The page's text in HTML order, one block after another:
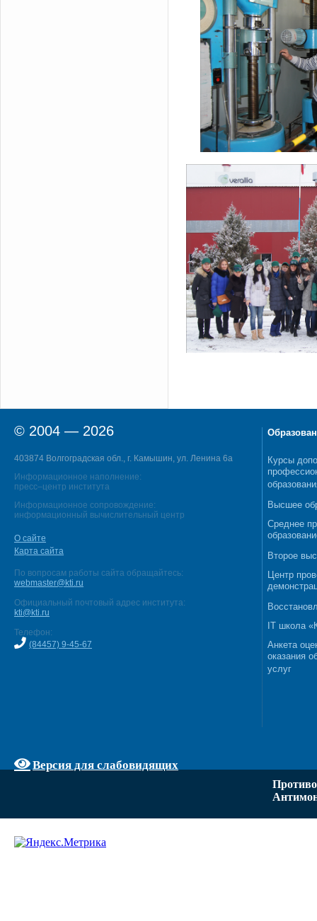
© 2004 — 2026
403874 Волгоградская обл., г. Камышин, ул. Ленина 6а
Информационное наполнение:
пресс–центр института
Информационное сопровождение:
информационный вычислительный центр
О сайте
Карта сайта
По вопросам работы сайта обращайтесь:
webmaster@kti.ru
Официальный почтовый адрес института:
kti@kti.ru
Телефон:
(84457) 9-45-67
Версия для слабовидящих
Курсы
Высшее
Среднее
Второе
Центр
IT школа
Анкета
оказания
услуг